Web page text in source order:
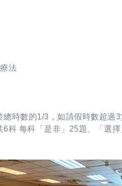
法
時數的1/3，如請假時數超過
6科 每科「是非」25題、「選